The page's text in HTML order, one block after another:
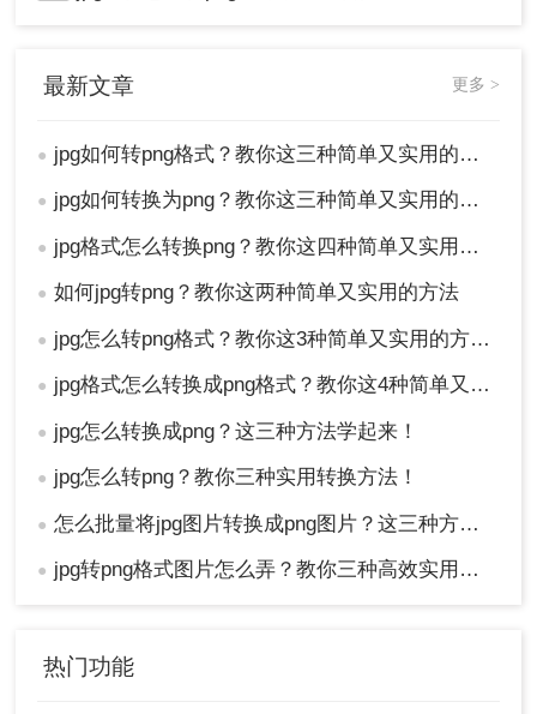
最新文章 更多 >
● jpg如何转png格式？教你这三种简单又实用的方法！
● jpg如何转换为png？教你这三种简单又实用的方法！
● jpg格式怎么转换png？教你这四种简单又实用的方法！
● 如何jpg转png？教你这两种简单又实用的方法
● jpg怎么转png格式？教你这3种简单又实用的方法！
● jpg格式怎么转换成png格式？教你这4种简单又实用的方法！
● jpg怎么转换成png？这三种方法学起来！
● jpg怎么转png？教你三种实用转换方法！
● 怎么批量将jpg图片转换成png图片？这三种方法任你选择！
● jpg转png格式图片怎么弄？教你三种高效实用转换方法！
热门功能